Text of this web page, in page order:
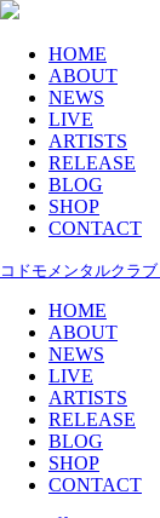
HOME
ABOUT
NEWS
LIVE
ARTISTS
RELEASE
BLOG
SHOP
CONTACT
コドモメンタルクラブ
HOME
ABOUT
NEWS
LIVE
ARTISTS
RELEASE
BLOG
SHOP
CONTACT